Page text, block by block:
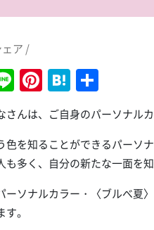
ア /
LinePinterest
Hatena
有
さんは、ご自身のパーソナル
色を知ることができるパーソ
も多く、自分の新たな一面を
ーソナルカラー・〈ブルべ夏
。